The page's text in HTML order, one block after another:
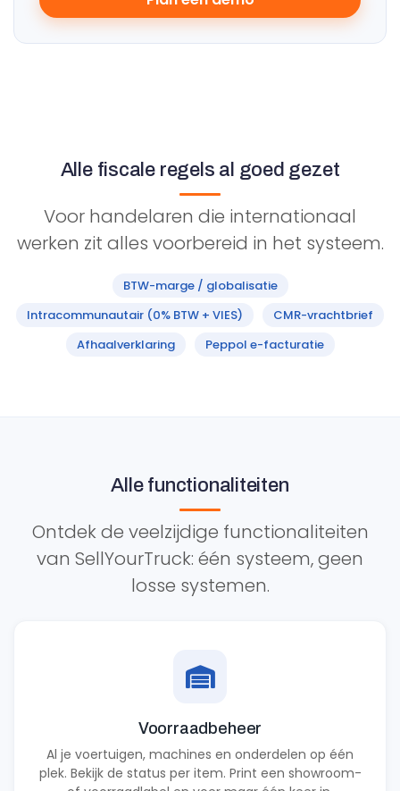
Alle fiscale regels al goed gezet
Voor handelaren die internationaal
werken zit alles voorbereid in het systeem.
BTW-marge / globalisatie
Intracommunautair (0% BTW + VIES)
CMR-vrachtbrief
Afhaalverklaring
Peppol e-facturatie
Alle functionaliteiten
Ontdek de veelzijdige functionaliteiten
van SellYourTruck: één systeem, geen
losse systemen.
Voorraadbeheer
Al je voertuigen, machines en onderdelen op één
plek. Bekijk de status per item. Print een showroom-